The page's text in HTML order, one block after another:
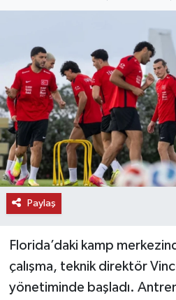
Paylaş
Florida’daki kamp
çalışma, teknik direktör
yönetiminde başladı.
MAGAZİN
ÖZEL HABER
SAĞLIK
SPOR
TEKNOLOJİ
TİCARET
YAŞAM